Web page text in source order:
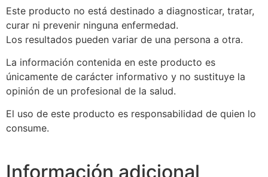
Este producto no está destinado a diagnosticar, tratar,
curar ni prevenir ninguna enfermedad.
Los resultados pueden variar de una persona a otra.
La información contenida en este producto es
únicamente de carácter informativo y no sustituye la
opinión de un profesional de la salud.
El uso de este producto es responsabilidad de quien lo
consume.
Información adicional